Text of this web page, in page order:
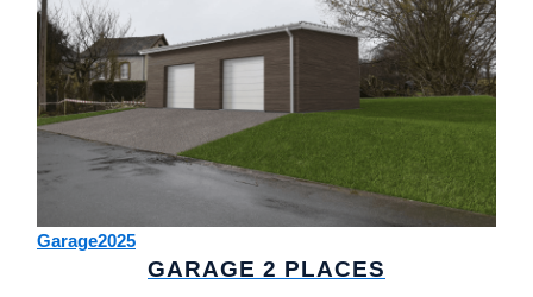
Garage2025
GARAGE 2 PLACES